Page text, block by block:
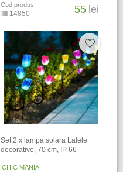
Cod produs
14850 55 lei
Set 2 x lampa solara Lalele
decorative, 70 cm, IP 66
CHIC MANIA